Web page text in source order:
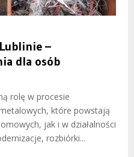
–
dla osób
rolę w procesie
które powstają
jak i w działalności
rozbiórki...